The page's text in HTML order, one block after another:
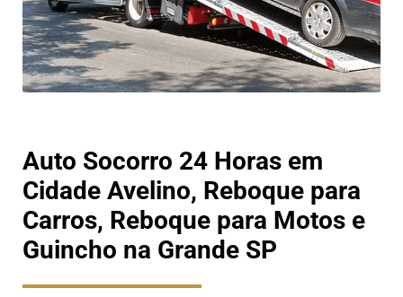
Auto Socorro 24 Horas em
Cidade Avelino, Reboque para
Carros, Reboque para Motos e
Guincho na Grande SP